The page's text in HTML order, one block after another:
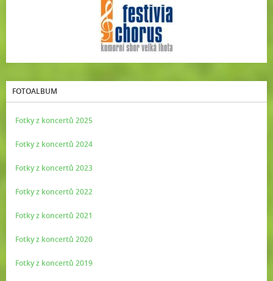
FOTOALBUM
Fotky z koncertů 2025
Fotky z koncertů 2024
Fotky z koncertů 2023
Fotky z koncertů 2022
Fotky z koncertů 2021
Fotky z koncertů 2020
Fotky z koncertů 2019